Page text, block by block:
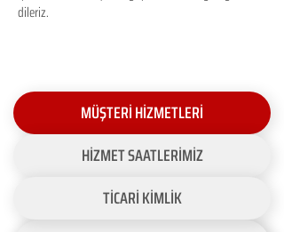
dileriz.
MÜŞTERİ HİZMETLERİ
HİZMET SAATLERİMİZ
TİCARİ KİMLİK